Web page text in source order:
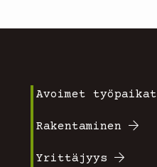
Footer
valikko
Avoimet työpaikat
Rakentaminen
Yrittäjyys